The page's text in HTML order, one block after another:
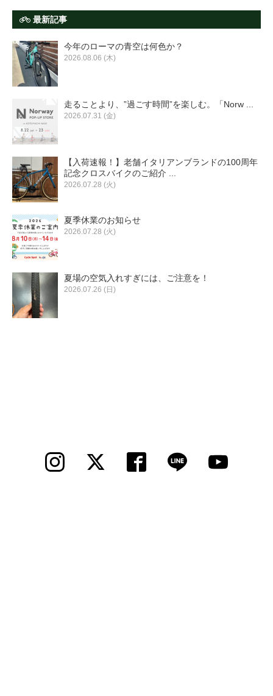
最新記事
今年のローマの青空は何色か？
2026.08.06 (木)
走ることより、”過ごす時間”を楽しむ。「Norw ...
2026.07.31 (金)
【入荷速報！】老舗イタリアンブランドの100周年
記念クロスバイクのご紹介 ...
2026.07.28 (火)
夏季休業のお知らせ
2026.07.28 (火)
夏場の空気入れすぎには、ご注意を！
2026.07.26 (日)